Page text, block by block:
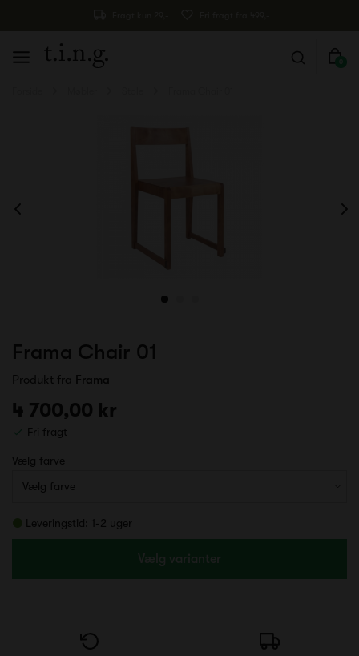
0
Frama Chair 01
Produkt fra Frama
4 700,00 kr
Fri fragt
Vælg farve
Leveringstid: 1-2 uger
Vælg varianter